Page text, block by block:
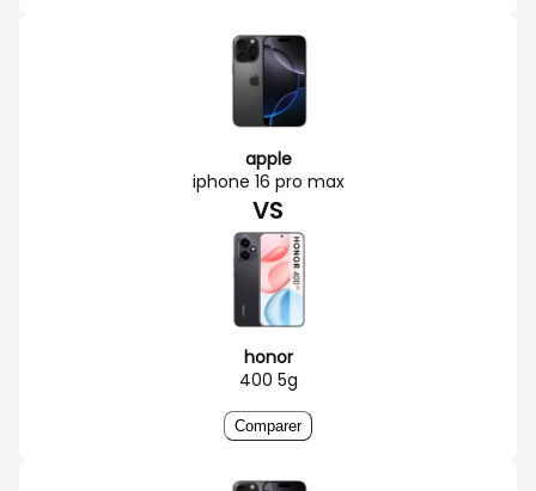
apple
iphone 16 pro max
VS
honor
400 5g
Comparer